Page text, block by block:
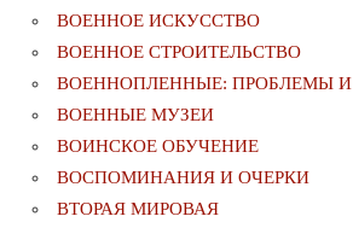
ВОЕННОЕ ИСКУССТВО
ВОЕННОЕ СТРОИТЕЛЬСТВО
ВОЕННОПЛЕННЫЕ: ПРОБЛЕМЫ
ВОЕННЫЕ МУЗЕИ
ВОИНСКОЕ ОБУЧЕНИЕ
ВОСПОМИНАНИЯ И ОЧЕРКИ
ВТОРАЯ МИРОВАЯ